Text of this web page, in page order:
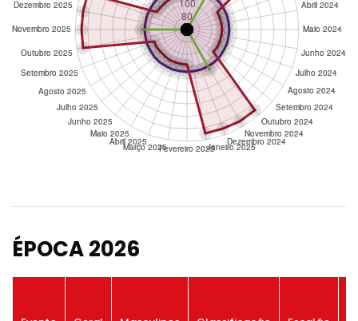
ÉPOCA 2026